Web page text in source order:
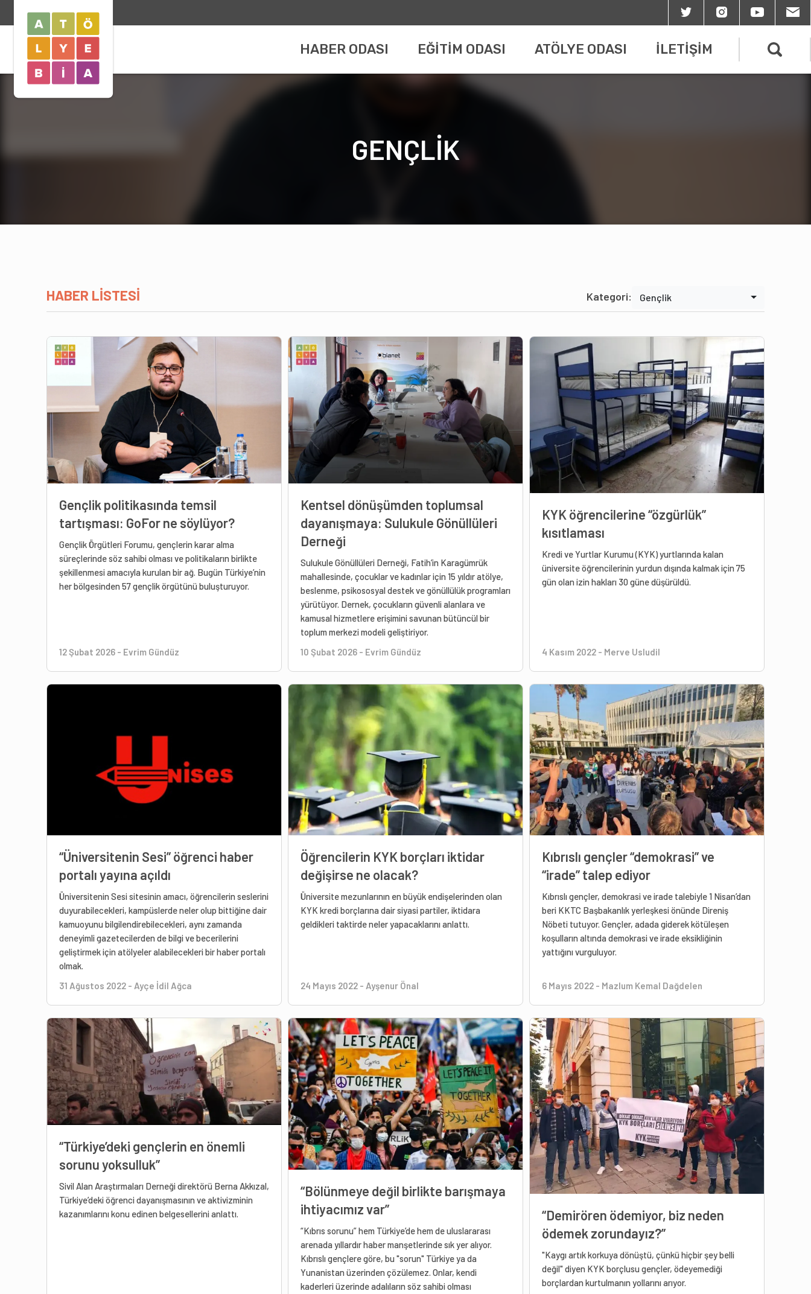
HABER ODASI EĞİTİM ODASI ATÖLYE ODASI İLETİŞİM
GENÇLİK
HABER LİSTESİ Kategori: Gençlik
Gençlik politikasında temsil
tartışması: GoFor ne söylüyor?
Gençlik Örgütleri Forumu, gençlerin karar alma
süreçlerinde söz sahibi olması ve politikaların birlikte
şekillenmesi amacıyla kurulan bir ağ. Bugün Türkiye’nin
her bölgesinden 57 gençlik örgütünü buluşturuyor.
12 Şubat 2026 - Evrim Gündüz
Kentsel dönüşümden toplumsal
dayanışmaya: Sulukule Gönüllüleri
Derneği
Sulukule Gönüllüleri Derneği, Fatih’in Karagümrük
mahallesinde, çocuklar ve kadınlar için 15 yıldır atölye,
beslenme, psikososyal destek ve gönüllülük programları
yürütüyor. Dernek, çocukların güvenli alanlara ve
kamusal hizmetlere erişimini savunan bütüncül bir
toplum merkezi modeli geliştiriyor.
10 Şubat 2026 - Evrim Gündüz
KYK öğrencilerine “özgürlük”
kısıtlaması
Kredi ve Yurtlar Kurumu (KYK) yurtlarında kalan
üniversite öğrencilerinin yurdun dışında kalmak için 75
gün olan izin hakları 30 güne düşürüldü.
4 Kasım 2022 - Merve Usludil
“Üniversitenin Sesi” öğrenci haber
portalı yayına açıldı
Üniversitenin Sesi sitesinin amacı, öğrencilerin seslerini
duyurabilecekleri, kampüslerde neler olup bittiğine dair
kamuoyunu bilgilendirebilecekleri, aynı zamanda
deneyimli gazetecilerden de bilgi ve becerilerini
geliştirmek için atölyeler alabilecekleri bir haber portalı
olmak.
31 Ağustos 2022 - Ayçe İdil Ağca
Öğrencilerin KYK borçları iktidar
değişirse ne olacak?
Üniversite mezunlarının en büyük endişelerinden olan
KYK kredi borçlarına dair siyasi partiler, iktidara
geldikleri taktirde neler yapacaklarını anlattı.
24 Mayıs 2022 - Ayşenur Önal
Kıbrıslı gençler “demokrasi” ve
“irade” talep ediyor
Kıbrıslı gençler, demokrasi ve irade talebiyle 1 Nisan’dan
beri KKTC Başbakanlık yerleşkesi önünde Direniş
Nöbeti tutuyor. Gençler, adada giderek kötüleşen
koşulların altında demokrasi ve irade eksikliğinin
yattığını vurguluyor.
6 Mayıs 2022 - Mazlum Kemal Dağdelen
“Türkiye’deki gençlerin en önemli
sorunu yoksulluk”
Sivil Alan Araştırmaları Derneği direktörü Berna Akkızal,
Türkiye’deki öğrenci dayanışmasının ve aktivizminin
kazanımlarını konu edinen belgesellerini anlattı.
“Bölünmeye değil birlikte barışmaya
ihtiyacımız var”
“Kıbrıs sorunu” hem Türkiye’de hem de uluslararası
arenada yıllardır haber manşetlerinde sık yer alıyor.
Kıbrıslı gençlere göre, bu "sorun" Türkiye ya da
Yunanistan üzerinden çözülemez. Onlar, kendi
kaderleri üzerinde adalıların söz sahibi olması
“Demirören ödemiyor, biz neden
ödemek zorundayız?”
"Kaygı artık korkuya dönüştü, çünkü hiçbir şey belli
değil" diyen KYK borçlusu gençler, ödeyemediği
borçlardan kurtulmanın yollarını arıyor.